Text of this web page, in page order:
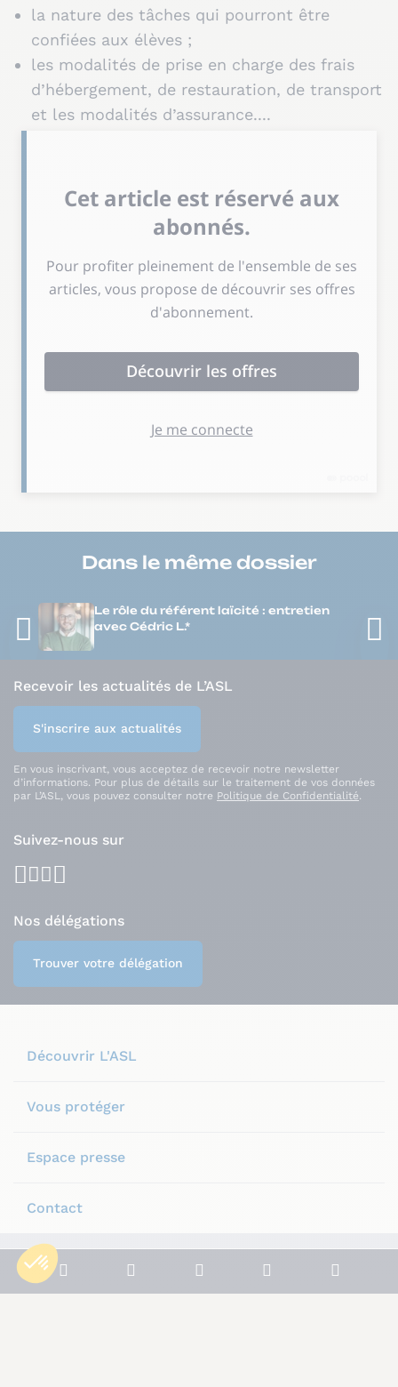
la nature des tâches qui pourront être
confiées aux élèves ;
les modalités de prise en charge des frais
d’hébergement, de restauration, de transport
et les modalités d’assurance....
Dans le même dossier
Le rôle du référent laïcité : entretien
avec Cédric L.*
Recevoir les actualités de L’ASL
S'inscrire aux actualités
En vous inscrivant, vous acceptez de recevoir notre newsletter
d’informations. Pour plus de détails sur le traitement de vos données
par L’ASL, vous pouvez consulter notre Politique de Confidentialité
Suivez-nous sur
facebook
instagram
linkedin
Nos délégations
Trouver votre délégation
Découvrir L'ASL
Vous protéger
Espace presse
Contact
Plan du site